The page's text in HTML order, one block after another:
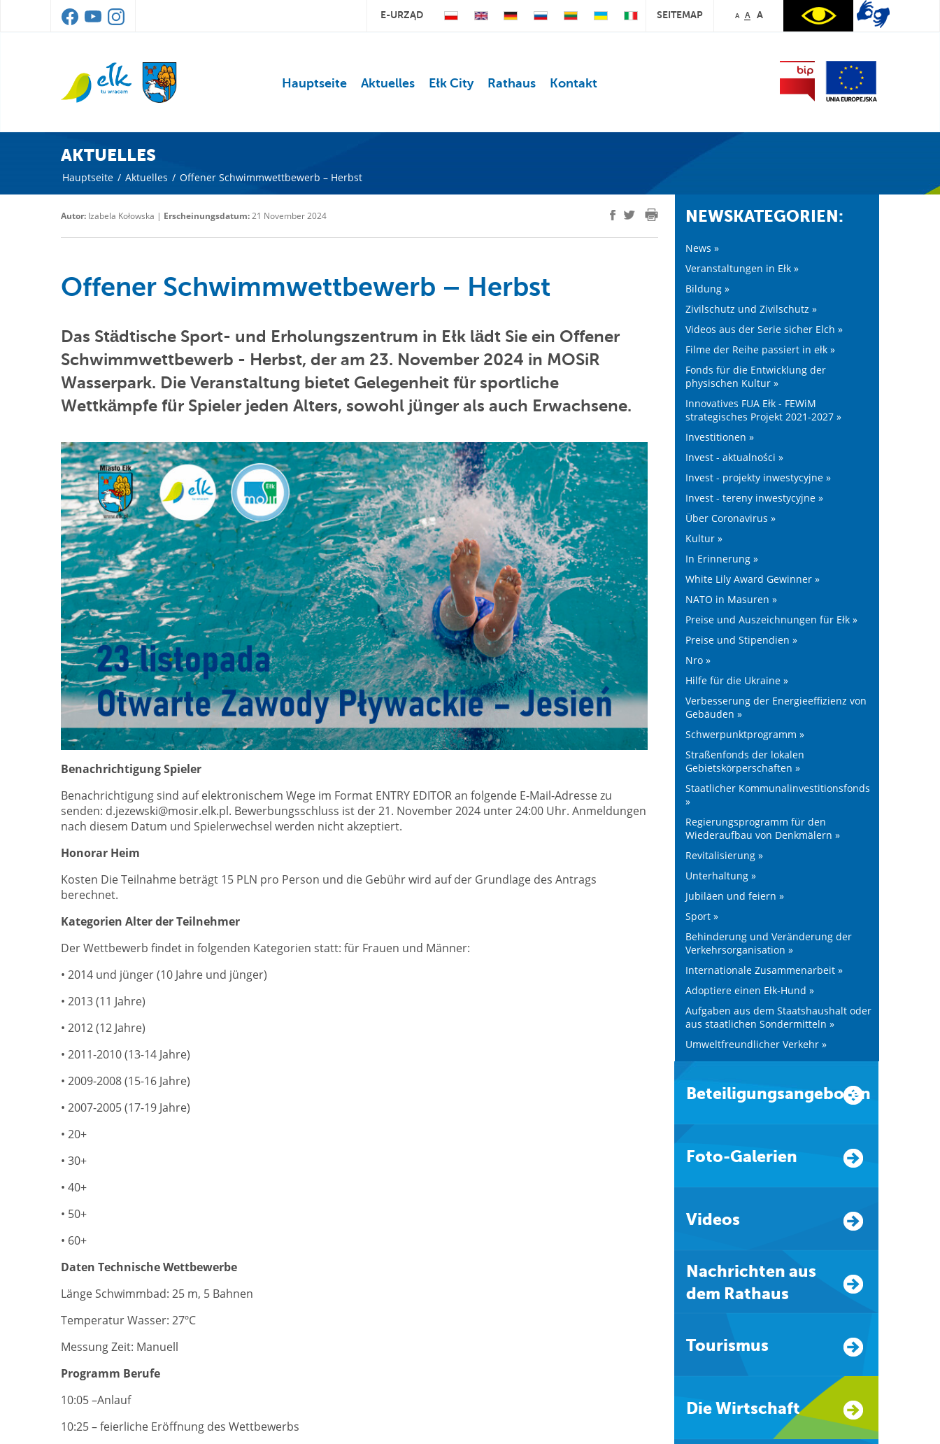
E-URZĄD SEITEMAP A A A
Hauptseite Aktuelles Ełk City Rathaus Kontakt
AKTUELLES
Hauptseite / Aktuelles / Offener Schwimmwettbewerb – Herbst
Autor: Izabela Kołowska | Erscheinungsdatum:21 November 2024
Offener Schwimmwettbewerb – Herbst
Das Städtische Sport- und Erholungszentrum in Ełk lädt Sie ein Offener
Schwimmwettbewerb - Herbst, der am 23. November 2024 in MOSiR
Wasserpark. Die Veranstaltung bietet Gelegenheit für sportliche
Wettkämpfe für Spieler jeden Alters, sowohl jünger als auch Erwachsene.
Benachrichtigung Spieler
Benachrichtigung sind auf elektronischem Wege im Format ENTRY EDITOR an folgende E-Mail-Adresse zu
senden: d.jezewski@mosir.elk.pl. Bewerbungsschluss ist der 21. November 2024 unter 24:00 Uhr. Anmeldungen
nach diesem Datum und Spielerwechsel werden nicht akzeptiert.
Honorar Heim
Kosten Die Teilnahme beträgt 15 PLN pro Person und die Gebühr wird auf der Grundlage des Antrags
berechnet.
Kategorien Alter der Teilnehmer
Der Wettbewerb findet in folgenden Kategorien statt: für Frauen und Männer:
• 2014 und jünger (10 Jahre und jünger)
• 2013 (11 Jahre)
• 2012 (12 Jahre)
• 2011-2010 (13-14 Jahre)
• 2009-2008 (15-16 Jahre)
• 2007-2005 (17-19 Jahre)
• 20+
• 30+
• 40+
• 50+
• 60+
Daten Technische Wettbewerbe
Länge Schwimmbad: 25 m, 5 Bahnen
Temperatur Wasser: 27ºC
Messung Zeit: Manuell
Programm Berufe
10:05 –Anlauf
10:25 – feierliche Eröffnung des Wettbewerbs
NEWSKATEGORIEN:
News »
Veranstaltungen in Ełk »
Bildung »
Zivilschutz und Zivilschutz »
Videos aus der Serie sicher Elch »
Filme der Reihe passiert in ełk »
Fonds für die Entwicklung der
physischen Kultur »
Innovatives FUA Ełk - FEWiM
strategisches Projekt 2021-2027 »
Investitionen »
Invest - aktualności »
Invest - projekty inwestycyjne »
Invest - tereny inwestycyjne »
Über Coronavirus »
Kultur »
In Erinnerung »
White Lily Award Gewinner »
NATO in Masuren »
Preise und Auszeichnungen für Ełk »
Preise und Stipendien »
Nro »
Hilfe für die Ukraine »
Verbesserung der Energieeffizienz von
Gebäuden »
Schwerpunktprogramm »
Straßenfonds der lokalen
Gebietskörperschaften »
Staatlicher Kommunalinvestitionsfonds
»
Regierungsprogramm für den
Wiederaufbau von Denkmälern »
Revitalisierung »
Unterhaltung »
Jubiläen und feiern »
Sport »
Behinderung und Veränderung der
Verkehrsorganisation »
Internationale Zusammenarbeit »
Adoptiere einen Ełk-Hund »
Aufgaben aus dem Staatshaushalt oder
aus staatlichen Sondermitteln »
Umweltfreundlicher Verkehr »
Beteiligungsangeboten
Foto-Galerien
Videos
Nachrichten aus
dem Rathaus
Tourismus
Die Wirtschaft